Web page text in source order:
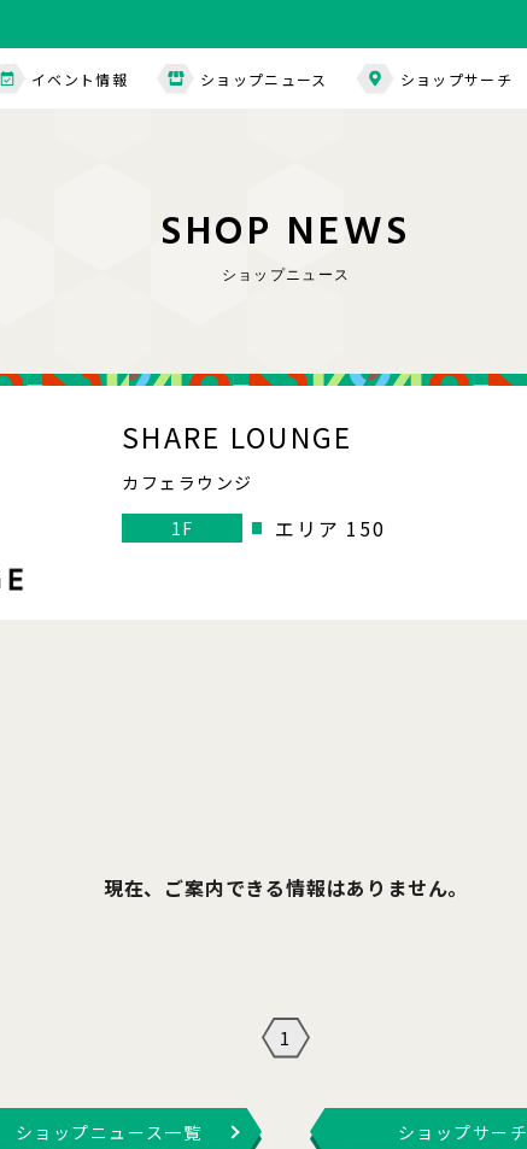
イベント情報 ショップニュース ショップサーチ
SHOP NEWS
ショップニュース
SHARE LOUNGE
カフェラウンジ
1F
エリア 150
現在、ご案内できる情報はありません。
1
ショップニュース一覧 ショップサーチ